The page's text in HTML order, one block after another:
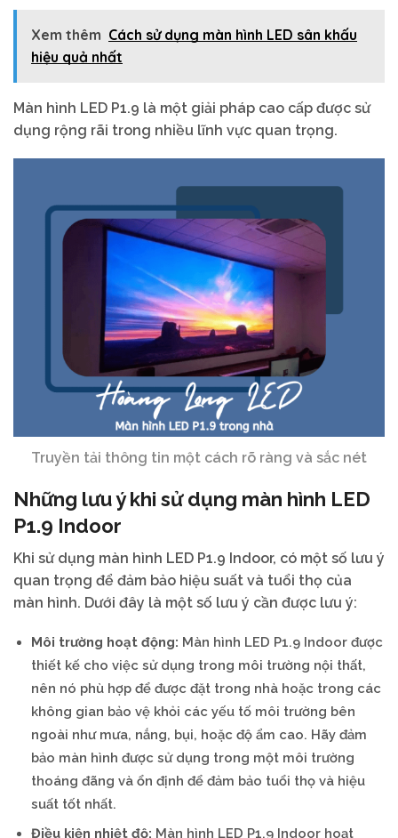
Xem thêm Cách sử dụng màn hình LED sân khấu
hiệu quả nhất
Màn hình LED P1.9 là một giải pháp cao cấp được sử
dụng rộng rãi trong nhiều lĩnh vực quan trọng.
Truyền tải thông tin một cách rõ ràng và sắc nét
Những lưu ý khi sử dụng màn hình LED
P1.9 Indoor
Khi sử dụng màn hình LED P1.9 Indoor, có một số lưu ý
quan trọng để đảm bảo hiệu suất và tuổi thọ của
màn hình. Dưới đây là một số lưu ý cần được lưu ý:
Môi trường hoạt động: Màn hình LED P1.9 Indoor được
thiết kế cho việc sử dụng trong môi trường nội thất,
nên nó phù hợp để được đặt trong nhà hoặc trong các
không gian bảo vệ khỏi các yếu tố môi trường bên
ngoài như mưa, nắng, bụi, hoặc độ ẩm cao. Hãy đảm
bảo màn hình được sử dụng trong một môi trường
thoáng đãng và ổn định để đảm bảo tuổi thọ và hiệu
suất tốt nhất.
Điều kiện nhiệt độ: Màn hình LED P1.9 Indoor hoạt